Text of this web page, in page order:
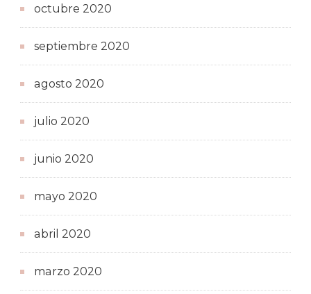
octubre 2020
septiembre 2020
agosto 2020
julio 2020
junio 2020
mayo 2020
abril 2020
marzo 2020